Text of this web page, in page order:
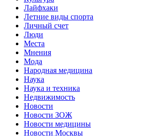
Лайфхаки
Летние виды спорта
Личный счет
Люди
Места
Мнения
Мода
Народная медицина
Наука
Наука и техника
Недвижимость
Новости
Новости ЗОЖ
Новости медицины
Новости Москвы